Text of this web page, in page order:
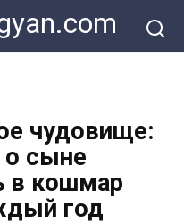
чудовище:
о сыне
в кошмар
год